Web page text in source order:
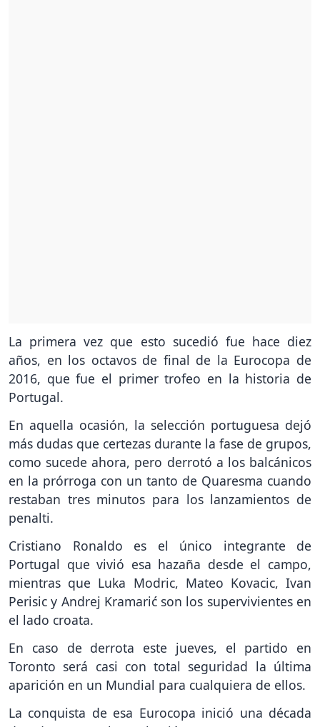
La primera vez que esto sucedió fue hace diez
años, en los octavos de final de la Eurocopa de
2016, que fue el primer trofeo en la historia de
Portugal.
En aquella ocasión, la selección portuguesa dejó
más dudas que certezas durante la fase de grupos,
como sucede ahora, pero derrotó a los balcánicos
en la prórroga con un tanto de Quaresma cuando
restaban tres minutos para los lanzamientos de
penalti.
Cristiano Ronaldo es el único integrante de
Portugal que vivió esa hazaña desde el campo,
mientras que Luka Modric, Mateo Kovacic, Ivan
Perisic y Andrej Kramarić son los supervivientes en
el lado croata.
En caso de derrota este jueves, el partido en
Toronto será casi con total seguridad la última
aparición en un Mundial para cualquiera de ellos.
La conquista de esa Eurocopa inició una década